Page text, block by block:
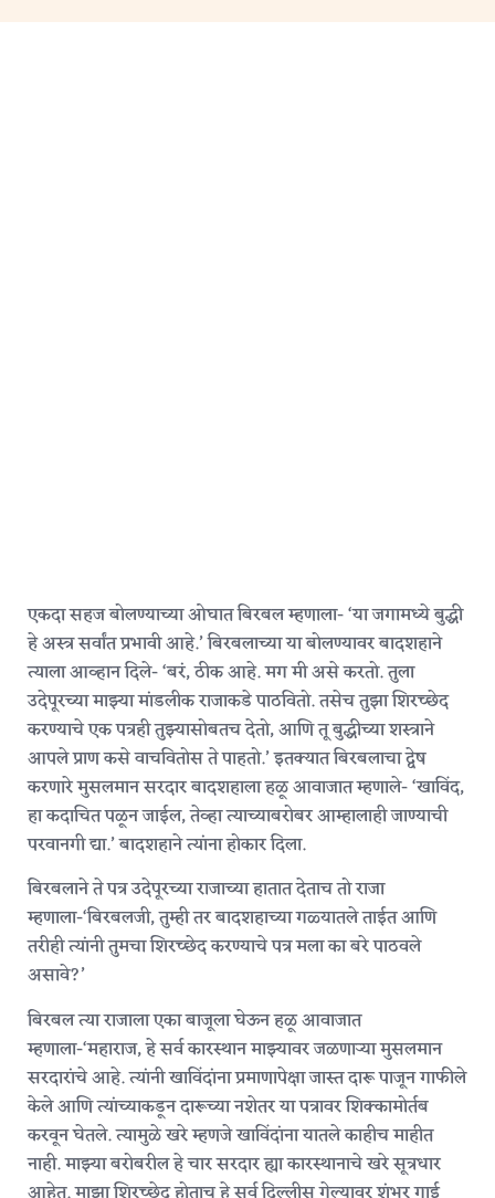
एकदा सहज बोलण्याच्या ओघात बिरबल म्हणाला- ‘या जगामध्ये बुद्धी
हे अस्त्र सर्वांत प्रभावी आहे.’ बिरबलाच्या या बोलण्यावर बादशहाने
त्याला आव्हान दिले- ‘बरं, ठीक आहे. मग मी असे करतो. तुला
उदेपूरच्या माझ्या मांडलीक राजाकडे पाठवितो. तसेच तुझा शिरच्छेद
करण्याचे एक पत्रही तुझ्यासोबतच देतो, आणि तू बुद्धीच्या शस्त्राने
आपले प्राण कसे वाचवितोस ते पाहतो.’ इतक्यात बिरबलाचा द्वेष
करणारे मुसलमान सरदार बादशहाला हळू आवाजात म्हणाले- ‘खाविंद,
हा कदाचित पळून जाईल, तेव्हा त्याच्याबरोबर आम्हालाही जाण्याची
परवानगी द्या.’ बादशहाने त्यांना होकार दिला.
बिरबलाने ते पत्र उदेपूरच्या राजाच्या हातात देताच तो राजा
म्हणाला-‘बिरबलजी, तुम्ही तर बादशहाच्या गळ्यातले ताईत आणि
तरीही त्यांनी तुमचा शिरच्छेद करण्याचे पत्र मला का बरे पाठवले
असावे?’
बिरबल त्या राजाला एका बाजूला घेऊन हळू आवाजात
म्हणाला-‘महाराज, हे सर्व कारस्थान माझ्यावर जळणाऱ्या मुसलमान
सरदारांचे आहे. त्यांनी खाविंदांना प्रमाणापेक्षा जास्त दारू पाजून गाफीले
केले आणि त्यांच्याकडून दारूच्या नशेतर या पत्रावर शिक्कामोर्तब
करवून घेतले. त्यामुळे खरे म्हणजे खाविंदांना यातले काहीच माहीत
नाही. माझ्या बरोबरील हे चार सरदार ह्या कारस्थानाचे खरे सूत्रधार